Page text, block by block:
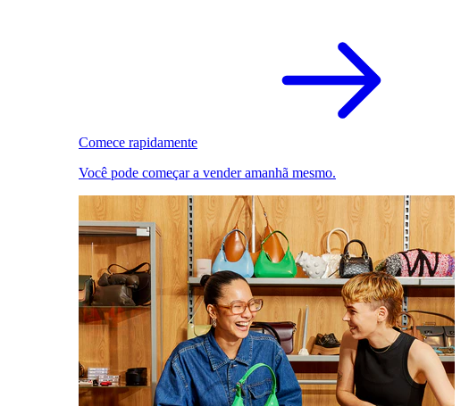
Comece rapidamente
Você pode começar a vender amanhã mesmo.